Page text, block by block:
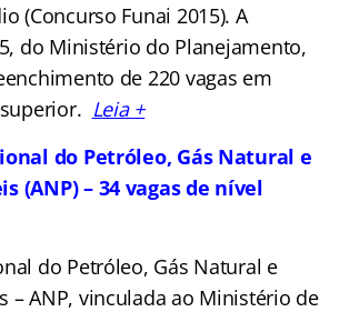
(Concurso Funai 2015). A
do Ministério do Planejamento,
de 220 vagas em
Leia +
do Petróleo, Gás Natural e
(ANP) – 34 vagas de nível
do Petróleo, Gás Natural e
– ANP, vinculada ao Ministério de